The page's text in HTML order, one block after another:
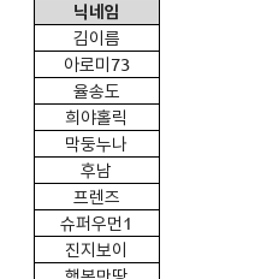
닉네임
김이름
아로미73
율송도
희야홀릭
막둥누나
후남
프렌즈
슈퍼우먼1
진지보이